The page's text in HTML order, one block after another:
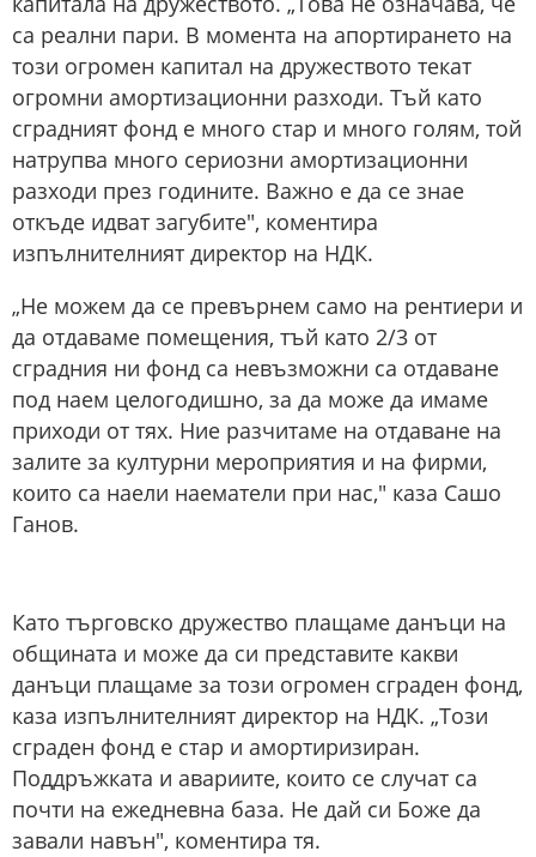
са реални пари. В момента на апортирането на
този огромен капитал на дружеството текат
огромни амортизационни разходи. Тъй като
сградният фонд е много стар и много голям, той
натрупва много сериозни амортизационни
разходи през годините. Важно е да се знае
откъде идват загубите", коментира
изпълнителният директор на НДК.
„Не можем да се превърнем само на рентиери и
да отдаваме помещения, тъй като 2/3 от
сградния ни фонд са невъзможни са отдаване
под наем целогодишно, за да може да имаме
приходи от тях. Ние разчитаме на отдаване на
залите за културни мероприятия и на фирми,
които са наели наематели при нас," каза Сашо
Ганов.
Като търговско дружество плащаме данъци на
общината и може да си представите какви
данъци плащаме за този огромен сграден фонд,
каза изпълнителният директор на НДК. „Този
сграден фонд е стар и амортиризиран.
Поддръжката и авариите, които се случат са
почти на ежедневна база. Не дай си Боже да
завали навън", коментира тя.